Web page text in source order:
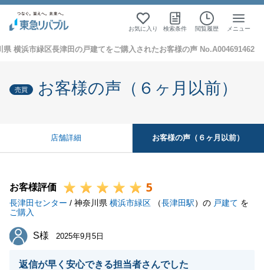
お気に入り 検索条件 閲覧履歴 メニュー
県 横浜市緑区長津田の戸建てをご購入されたお客様の声 No.A004691462
売買 お客様の声（６ヶ月以前）
店舗詳細 お客様の声（６ヶ月以前）
お客様評価 5
長津田センター / 神奈川県 横浜市緑区 （長津田駅）の 戸建て を
ご購入
S様
S様 2025年9月5日
返信が早く安心できる担当者さんでした